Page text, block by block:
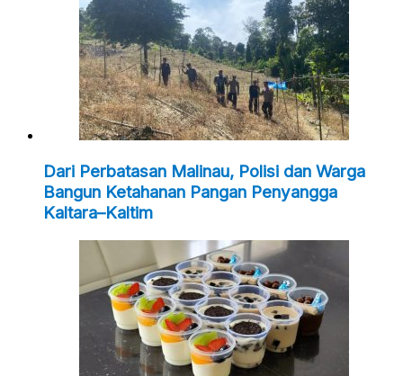
Dari Perbatasan Malinau, Polisi dan Warga
Bangun Ketahanan Pangan Penyangga
Kaltara–Kaltim